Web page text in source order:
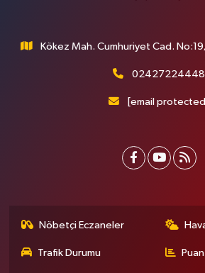
Kökez Mah. Cumhuriyet Cad.
02427224448
[email
Nöbetçi Eczaneler
Trafik Durumu